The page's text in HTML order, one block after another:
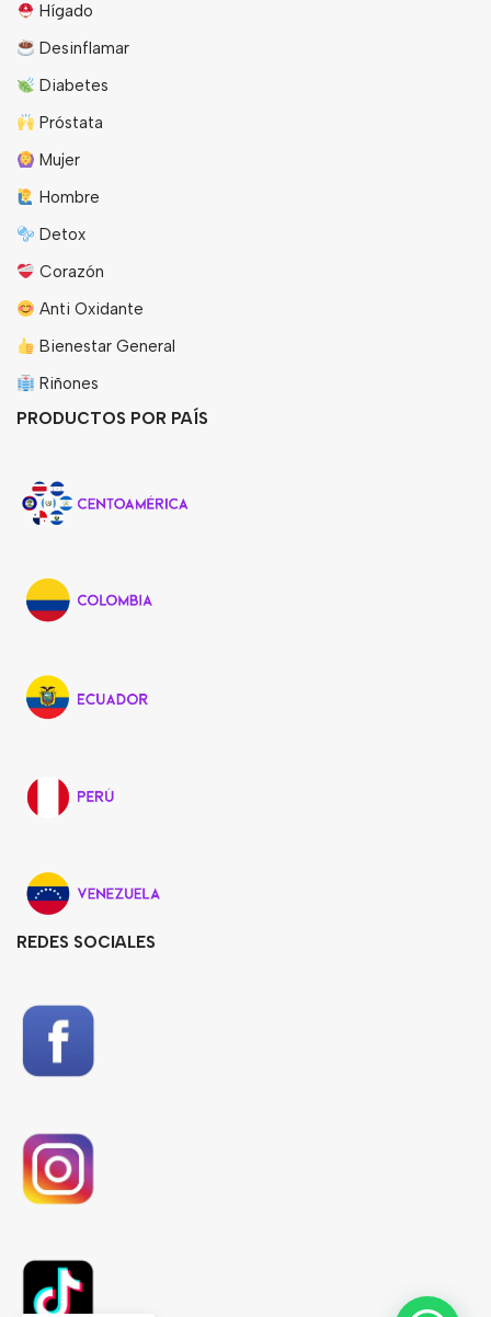
Hígado
Desinflamar
Diabetes
Próstata
Mujer
Hombre
Detox
Corazón
Anti Oxidante
Bienestar General
Riñones
PRODUCTOS POR PAÍS
REDES SOCIALES